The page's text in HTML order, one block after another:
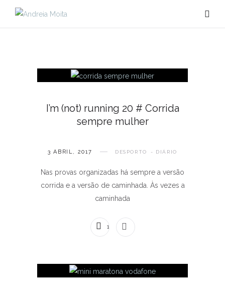
I’m (not) running 20 # Corrida
sempre mulher
3 ABRIL, 2017 DESPORTO DIÁRIO
Nas provas organizadas há sempre a versão
corrida e a versão de caminhada. Às vezes a
caminhada
1 COMENTÁRIO